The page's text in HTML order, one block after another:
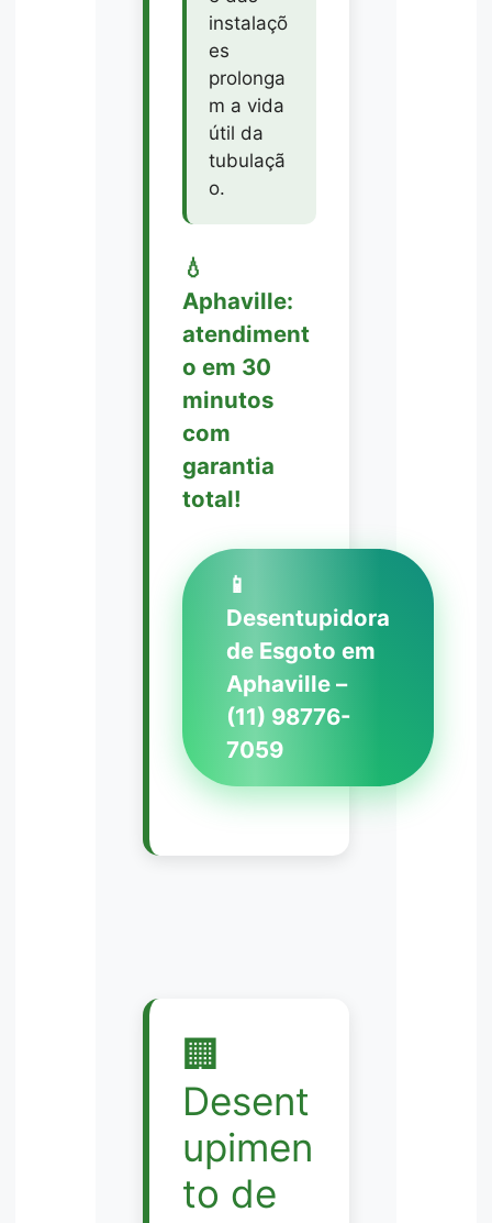
instalaçõ
es
prolonga
m a vida
útil da
tubulaçã
o.
💧
Aphaville:
atendiment
o em 30
minutos
com
garantia
total!
📱
Desentupidora
de Esgoto em
Aphaville –
(11) 98776-
7059
🏢
Desent
upimen
to de